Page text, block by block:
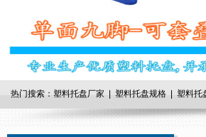
热门搜索：塑料托盘厂家 | 塑料托盘规格 | 塑料托